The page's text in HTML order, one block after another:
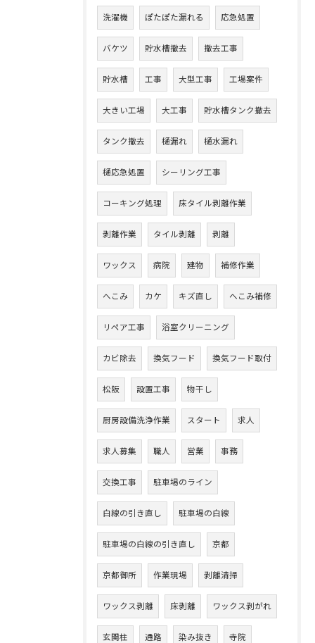
洗濯機 ぽたぽた漏れる 応急処置
バケツ 貯水槽撤去 撤去工事
貯水槽 工事 大型工事 工場案件
大きい工場 大工事 貯水槽タンク撤去
タンク撤去 樋漏れ 樋水漏れ
樋応急処置 シーリング工事
コーキング処理 床タイル剥離作業
剥離作業 タイル剥離 剥離
ワックス 病院 建物 補修作業
へこみ カケ キズ直し へこみ補修
リペア工事 浴室クリーニング
カビ除去 換気フード 換気フード取付
松阪 設置工事 物干し
厨房設備洗浄作業 スタート 求人
求人募集 職人 営業 事務
交換工事 駐車場のライン
白線の引き直し 駐車場の白線
駐車場の白線の引き直し 京都
京都御所 作業現場 剥離清掃
ワックス剥離 床剥離 ワックス剥がれ
玄関柱 通路 染み抜き 寺院